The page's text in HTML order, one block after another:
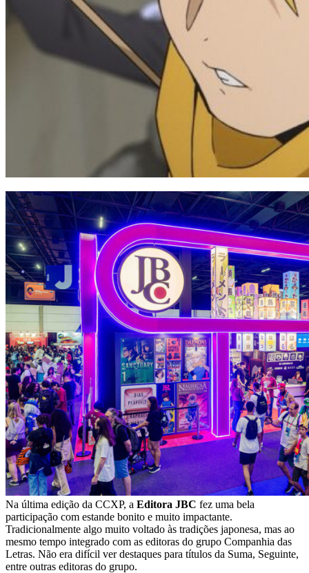
Na última edição da CCXP, a Editora JBC fez uma bela
participação com estande bonito e muito impactante.
Tradicionalmente algo muito voltado às tradições japonesa, mas ao
mesmo tempo integrado com as editoras do grupo Companhia das
Letras. Não era difícil ver destaques para títulos da Suma, Seguinte,
entre outras editoras do grupo.